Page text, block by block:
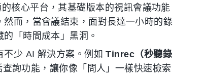
核心平台，其基礎版本的視訊會議功能
而，當會議結束，面對長達一小時的錄
「時間成本」黑洞。
不少 AI 解決方案。例如Tinrec（秒聽錄
詢功能，讓你像「問人」一樣快速檢索